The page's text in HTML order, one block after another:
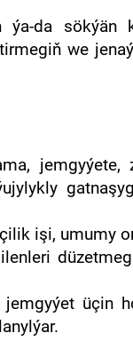
da sökýän
we
jemgyýete,
işi, umumy
üçin